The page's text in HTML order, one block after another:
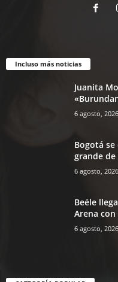
Incluso más noticias
Juanita
6 agosto, 2026
Bogotá
grande
6 agosto, 2026
Beéle
Arena
6 agosto, 2026